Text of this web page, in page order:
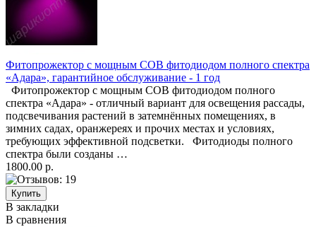
Фитопрожектор с мощным COB фитодиодом полного спектра
«Адара», гарантийное обслуживание - 1 год
Фитопрожектор с мощным COB фитодиодом полного
спектра «Адара» - отличный вариант для освещения рассады,
подсвечивания растений в затемнённых помещениях, в
зимних садах, оранжереях и прочих местах и условиях,
требующих эффективной подсветки. Фитодиоды полного
спектра были созданы …
1800.00 р.
В закладки
В сравнения